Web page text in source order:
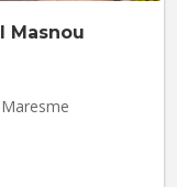
Masnou